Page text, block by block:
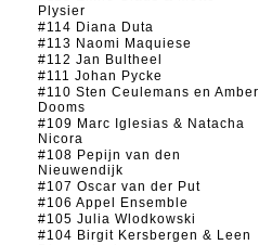
Plysier
#114 Diana Duta
#113 Naomi Maquiese
#112 Jan Bultheel
#111 Johan Pycke
#110 Sten Ceulemans en Amber
Dooms
#109 Marc Iglesias & Natacha
Nicora
#108 Pepijn van den
Nieuwendijk
#107 Oscar van der Put
#106 Appel Ensemble
#105 Julia Wlodkowski
#104 Birgit Kersbergen & Leen